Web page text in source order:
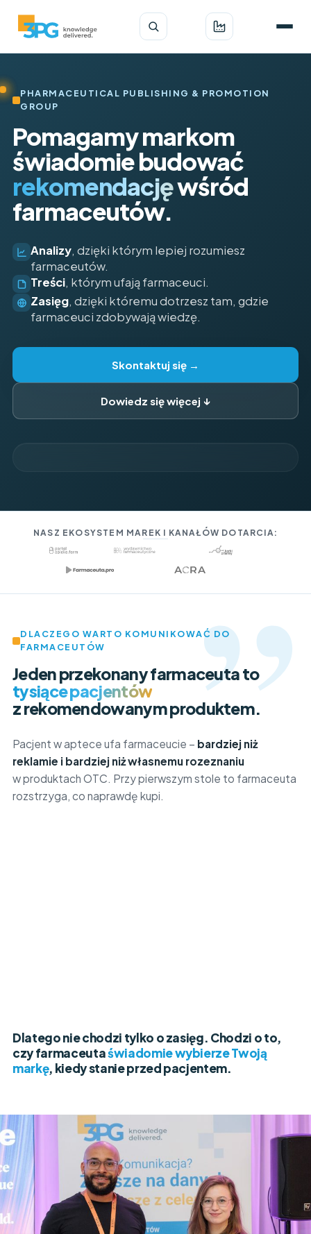
PHARMACEUTICAL PUBLISHING & PROMOTION
GROUP
Pomagamy markom
świadomie budować
rekomendacjęwśród
farmaceutów.
Analizy, dzięki którym lepiej rozumiesz
farmaceutów.
Treści, którym ufają farmaceuci.
Zasięg, dzięki któremu dotrzesz tam, gdzie
farmaceuci zdobywają wiedzę.
Skontaktuj się →
Dowiedz się więcej ↓
NASZ EKOSYSTEM MAREK I KANAŁÓW DOTARCIA:
DLACZEGO WARTO KOMUNIKOWAĆ DO
FARMACEUTÓW
Jeden przekonany farmaceuta to
tysiące pacjentów
z rekomendowanym produktem.
Pacjent w aptece ufa farmaceucie – bardziej niż
reklamie i bardziej niż własnemu rozeznaniu
w produktach OTC. Przy pierwszym stole to farmaceuta
rozstrzyga, co naprawdę kupi.
Dlatego nie chodzi tylko o zasięg. Chodzi o to,
czy farmaceutaświadomie wybierze Twoją
markę, kiedy stanie przed pacjentem.